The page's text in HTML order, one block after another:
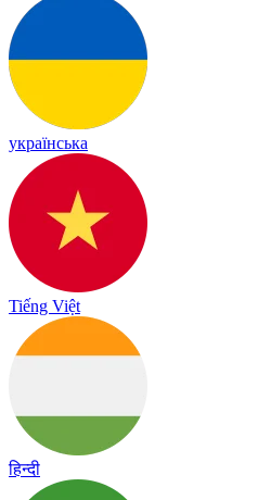
українська
Tiếng Việt
हिन्दी